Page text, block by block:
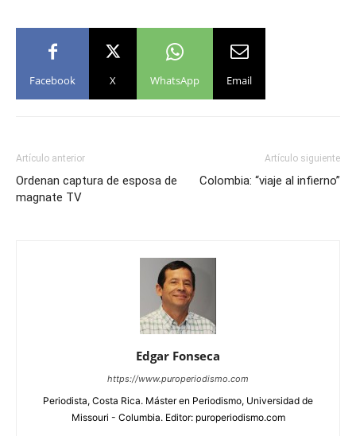
Facebook X WhatsApp Email
Artículo anterior
Ordenan captura de esposa de
magnate TV
Artículo siguiente
Colombia: “viaje al infierno”
Edgar Fonseca
https://www.puroperiodismo.com
Periodista, Costa Rica. Máster en Periodismo, Universidad de
Missouri - Columbia. Editor: puroperiodismo.com